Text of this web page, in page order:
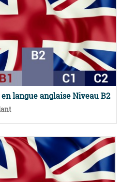
langue anglaise Niveau B2